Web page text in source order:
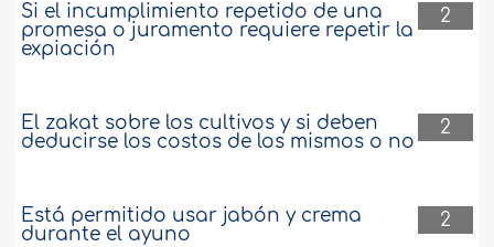
2
Si el incumplimiento repetido de una
promesa o juramento requiere repetir la
expiación
2
El zakat sobre los cultivos y si deben
deducirse los costos de los mismos o no
2
Está permitido usar jabón y crema
durante el ayuno